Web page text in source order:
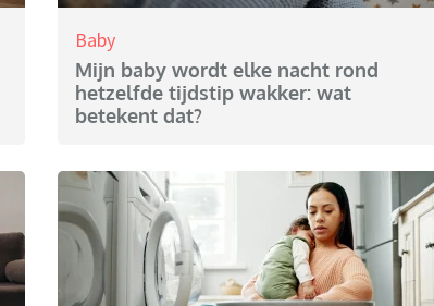
Baby
Mijn baby wordt elke nacht rond
hetzelfde tijdstip wakker: wat
betekent dat?